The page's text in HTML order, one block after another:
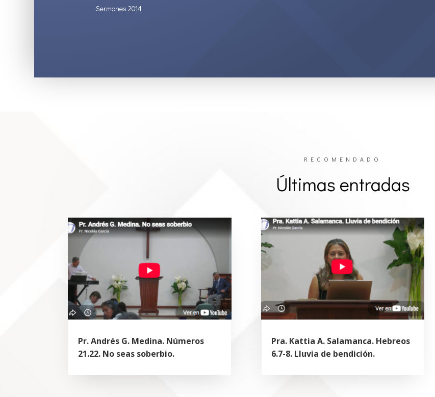
Sermones 2014
RECOMENDADO
Últimas entradas
Pr. Andrés G. Medina. Números
21.22. No seas soberbio.
Pra. Kattia A. Salamanca. Hebreos
6.7-8. Lluvia de bendición.